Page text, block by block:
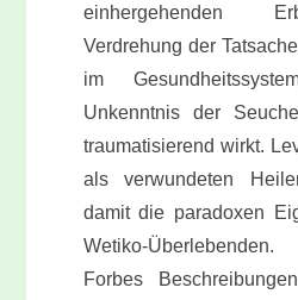
einhergehenden
Verdrehung der
im
Unkenntnis der
traumatisierend wirkt.
als verwundeten
damit die paradoxen
Wetiko-
Forbes